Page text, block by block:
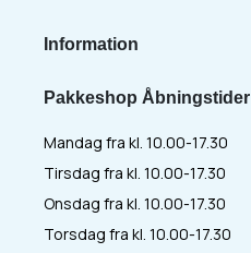
Pakkeshop Åbningstider
Mandag fra kl. 10.00-17.30
Tirsdag fra kl. 10.00-17.30
Onsdag fra kl. 10.00-17.30
Torsdag fra kl. 10.00-17.30
Information